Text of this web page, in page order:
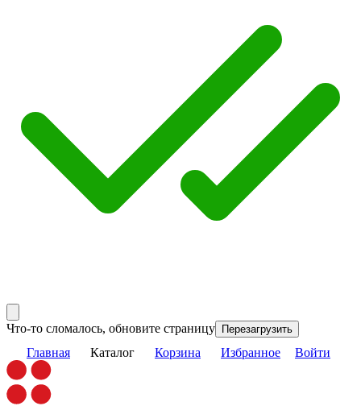
Что-то сломалось, обновите страницу Перезагрузить
Главная Каталог Корзина Избранное Войти